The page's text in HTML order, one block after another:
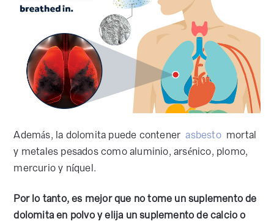
Además, la dolomita puede contener asbesto mortal
y metales pesados como aluminio, arsénico, plomo,
mercurio y níquel.
Por lo tanto, es mejor que no tome un suplemento de
dolomita en polvo yelija un suplemento de calcio o